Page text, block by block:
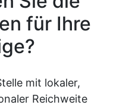
für Ihre
mit lokaler,
Reichweite